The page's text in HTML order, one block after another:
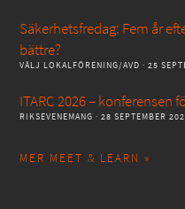
Säkerhetsfredag: Fem år
bättre?
VÄLJ LOKALFÖRENING/AVD · 25
ITARC 2026 – konferensen
RIKSEVENEMANG · 28 SEPTEMBER
MER MEET & LEARN »